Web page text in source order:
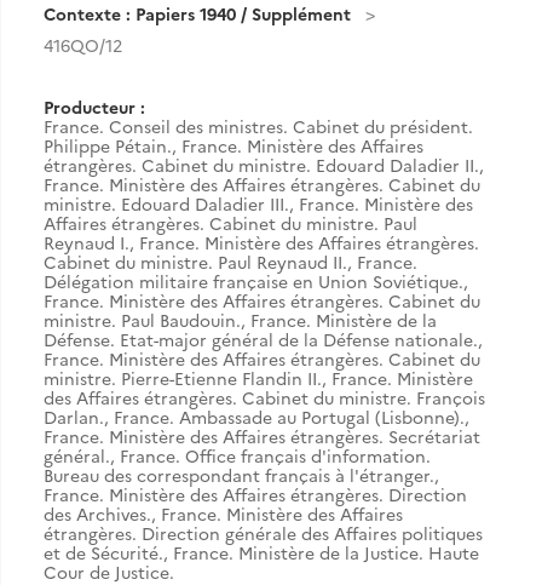
Contexte : Papiers 1940 / Supplément
416QO/12
Producteur :
France. Conseil des ministres. Cabinet du président.
Philippe Pétain., France. Ministère des Affaires
étrangères. Cabinet du ministre. Edouard Daladier II.,
France. Ministère des Affaires étrangères. Cabinet du
ministre. Edouard Daladier III., France. Ministère des
Affaires étrangères. Cabinet du ministre. Paul
Reynaud I., France. Ministère des Affaires étrangères.
Cabinet du ministre. Paul Reynaud II., France.
Délégation militaire française en Union Soviétique.,
France. Ministère des Affaires étrangères. Cabinet du
ministre. Paul Baudouin., France. Ministère de la
Défense. Etat-major général de la Défense nationale.,
France. Ministère des Affaires étrangères. Cabinet du
ministre. Pierre-Etienne Flandin II., France. Ministère
des Affaires étrangères. Cabinet du ministre. François
Darlan., France. Ambassade au Portugal (Lisbonne).,
France. Ministère des Affaires étrangères. Secrétariat
général., France. Office français d'information.
Bureau des correspondant français à l'étranger.,
France. Ministère des Affaires étrangères. Direction
des Archives., France. Ministère des Affaires
étrangères. Direction générale des Affaires politiques
et de Sécurité., France. Ministère de la Justice. Haute
Cour de Justice.